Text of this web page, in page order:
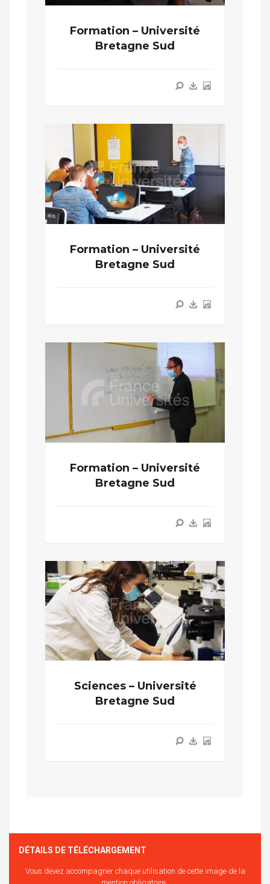
Formation – Université
Bretagne Sud
Formation – Université
Bretagne Sud
Formation – Université
Bretagne Sud
Sciences – Université
Bretagne Sud
DÉTAILS DE TÉLÉCHARGEMENT
Vous devez accompagner chaque utilisation de cette image de la